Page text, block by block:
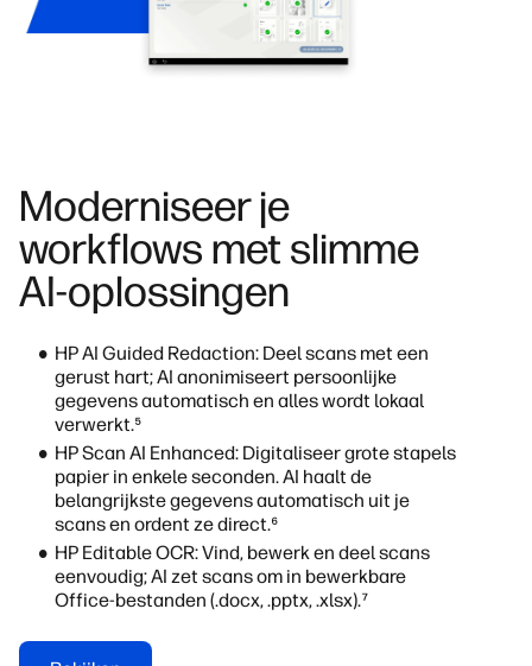
Moderniseer je
workflows met slimme
AI-oplossingen
HP AI Guided Redaction: Deel scans met een
gerust hart; AI anonimiseert persoonlijke
gegevens automatisch en alles wordt lokaal
verwerkt.⁵
HP Scan AI Enhanced: Digitaliseer grote stapels
papier in enkele seconden. AI haalt de
belangrijkste gegevens automatisch uit je
scans en ordent ze direct.⁶
HP Editable OCR: Vind, bewerk en deel scans
eenvoudig; AI zet scans om in bewerkbare
Office-bestanden (.docx, .pptx, .xlsx).⁷